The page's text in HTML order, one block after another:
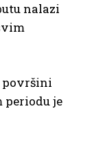
nalazi
površini
periodu je